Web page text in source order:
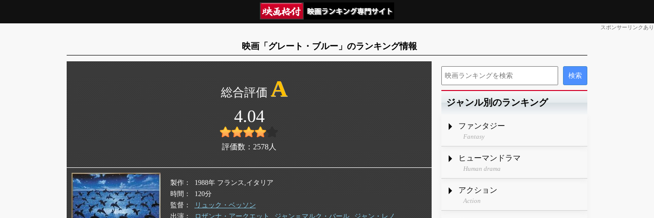
スポンサーリンクあり
映画「グレート・ブルー」のランキング情報
A
4.04
評価数： 2578 人
製作
1988年 フランス,イタリア
時間
120分
監督
リュック・ベッソン
出演
ロザンナ・アークエット ジャン＝マルク・バール
ジャン・レノ
ジャンル別のランキング
ファンタジー
Fantasy
ヒューマンドラマ
Human drama
アクション
Action